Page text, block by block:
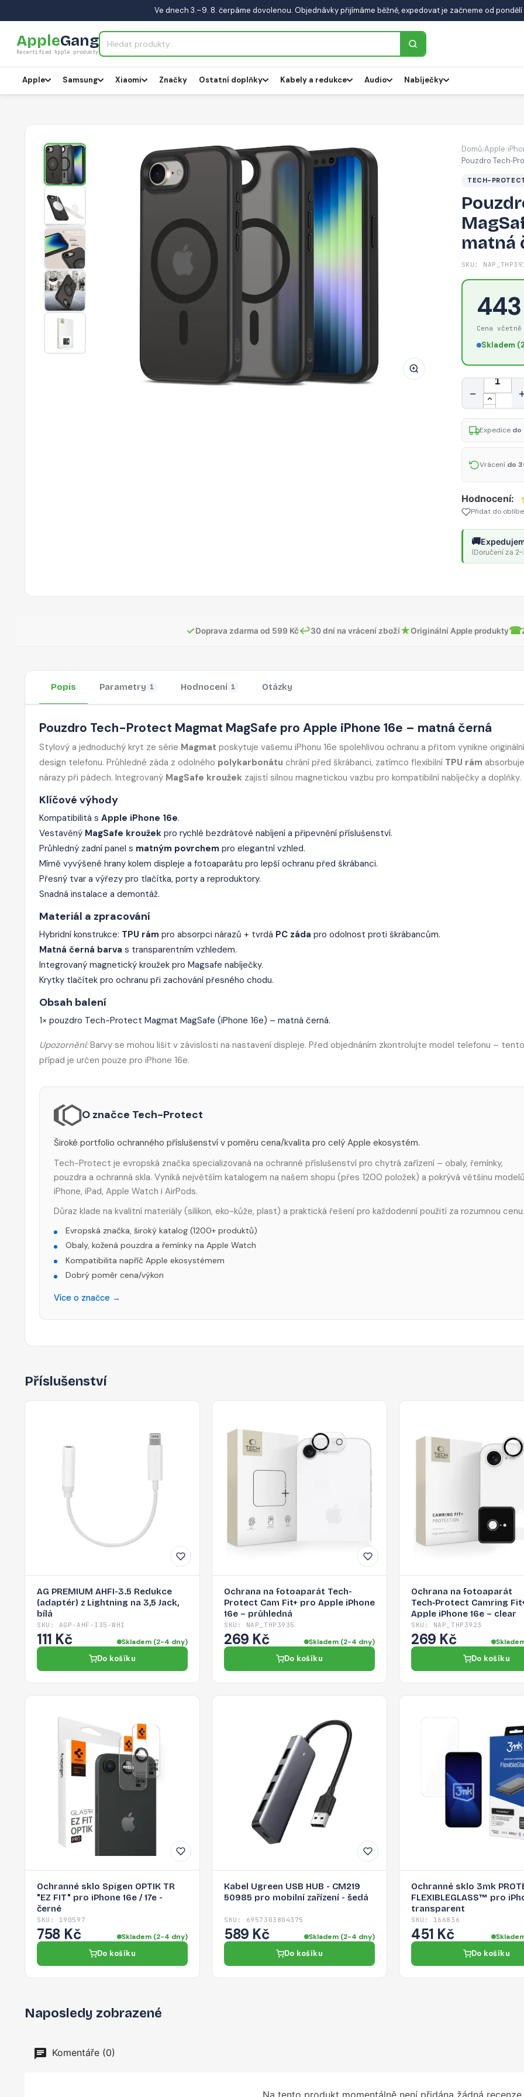
Ve dnech 3.–9. 8. čerpáme dovolenou. Objednávky přijímáme běžně, expedovat je začneme od pondělí
AppleGang
Recertified Apple produkty
Apple Samsung Xiaomi Značky Ostatní doplňky Kabely a redukce Audio Nabíječky
Pouzdro
Tech‑Protect
Magmat
16e
–
Domů/Apple/
Pouzdro
TECH-
matná
SKU:
Cena
Skladem
Množství
−
Expedice do
Vrácení do
Hodnocení:
Přidat do
🚚
(Doručení za
✓Doprava zdarma od 599 Kč↩30 dní na vrácení zboží★Originální Apple produkty☎
Popis Parametry 1 Hodnocení 1 Otázky
Pouzdro Tech-Protect Magmat MagSafe pro Apple iPhone 16e – matná černá
Stylový a jednoduchý kryt ze série Magmat poskytuje vašemu iPhonu 16e spolehlivou ochranu a přitom vynikne originální
design telefonu. Průhledné záda z odolného polykarbonátu chrání před škrábanci, zatímco flexibilní TPU rám absorbuje
nárazy při pádech. Integrovaný MagSafe kroužek zajistí silnou magnetickou vazbu pro kompatibilní nabíječky a doplňky.
Klíčové výhody
Kompatibilitá s Apple iPhone 16e.
Vestavěný MagSafe kroužek pro rychlé bezdrátové nabíjení a připevnění příslušenství.
Průhledný zadní panel s matným povrchem pro elegantní vzhled.
Mírně vyvýšené hrany kolem displeje a fotoaparátu pro lepší ochranu před škrábanci.
Přesný tvar a výřezy pro tlačítka, porty a reproduktory.
Snadná instalace a demontáž.
Materiál a zpracování
Hybridní konstrukce: TPU rám pro absorpci nárazů + tvrdá PC záda pro odolnost proti škrábancům.
Matná černá barva s transparentním vzhledem.
Integrovaný magnetický kroužek pro Magsafe nabíječky.
Krytky tlačítek pro ochranu při zachování přesného chodu.
Obsah balení
1× pouzdro Tech-Protect Magmat MagSafe (iPhone 16e) – matná černá.
Upozornění:Barvy se mohou lišit v závislosti na nastavení displeje. Před objednáním zkontrolujte model telefonu – tento
případ je určen pouze pro iPhone 16e.
O značce Tech-Protect
Široké portfolio ochranného příslušenství v poměru cena/kvalita pro celý Apple ekosystém.
Tech-Protect je evropská značka specializovaná na ochranné příslušenství pro chytrá zařízení – obaly, řemínky,
pouzdra a ochranná skla. Vyniká největším katalogem na našem shopu (přes 1200 položek) a pokrývá většinu
iPhone, iPad, Apple Watch i AirPods.
Důraz klade na kvalitní materiály (silikon, eko-kůže, plast) a praktická řešení pro každodenní použití za rozumnou cenu.
Evropská značka, široký katalog (1200+ produktů)
Obaly, kožená pouzdra a řemínky na Apple Watch
Kompatibilita napříč Apple ekosystémem
Dobrý poměr cena/výkon
Více o značce →
Příslušenství
AG PREMIUM AHFI-3.5 Redukce
(adaptér) z Lightning na 3,5 Jack,
bílá
SKU: AGP-AHF-I35-WHI
111 Kč Skladem (2-4 dny)
Do košíku
Ochrana na fotoaparát Tech-
Protect Cam Fit+ pro Apple iPhone
16e – průhledná
SKU: NAP_THP3935
269 Kč Skladem (2-4 dny)
Do košíku
Ochrana na fotoaparát
Tech‑Protect Camring
Apple iPhone 16e – clear
SKU: NAP_THP3923
269 Kč
Do košíku
Ochranné sklo Spigen OPTIK TR
"EZ FIT" pro iPhone 16e / 17e -
černé
SKU: 190597
758 Kč Skladem (2-4 dny)
Do košíku
Kabel Ugreen USB HUB - CM219
50985 pro mobilní zařízení - šedá
SKU: 6957303804375
589 Kč Skladem (2-4 dny)
Do košíku
Ochranné sklo 3mk
FLEXIBLEGLASS™ pro
transparent
SKU: 166836
451 Kč
Do košíku
Naposledy zobrazené
Komentáře (0)
Na tento produkt momentálně není přidána žádná recenze.